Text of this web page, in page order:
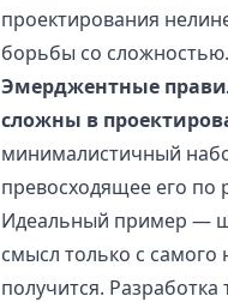
проектирования
борьбы со сложностью.
Эмерджентные
сложны в
минималистичный
превосходящее его по
Идеальный пример —
смысл только с самого
получится.